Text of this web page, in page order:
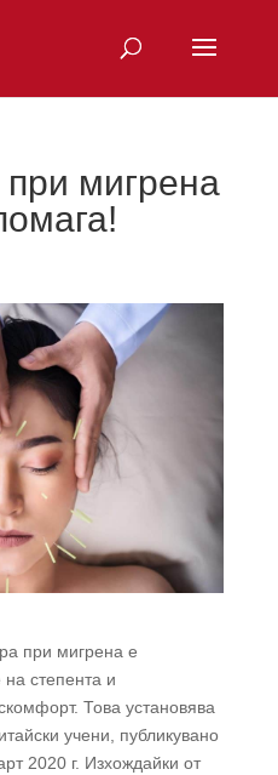
при мигрена
при мигрена е
степента и
Това установява
учени, публикувано
2020 г. Изхождайки от